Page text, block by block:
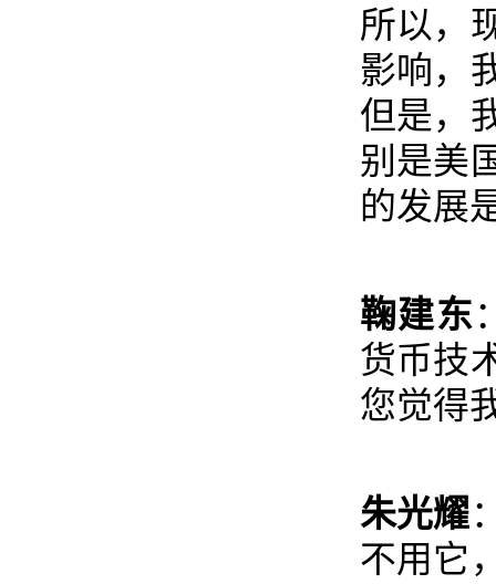
所以，
影响，
但是，
别是美
的发展
鞠建东
货币技
您觉得
朱光耀
不用它